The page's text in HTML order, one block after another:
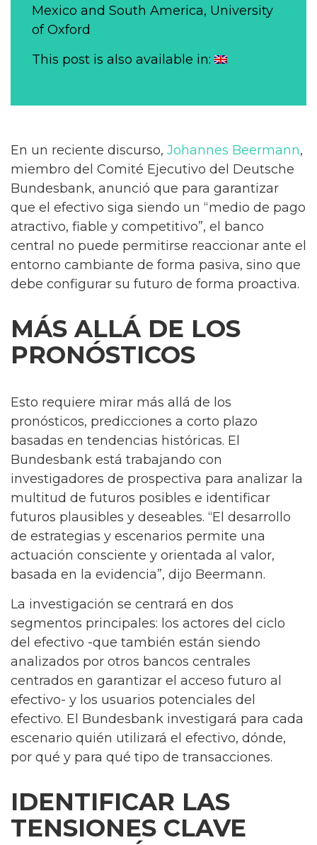
Mexico and South America, University
of Oxford
This post is also available in:
En un reciente discurso, Johannes Beermann,
miembro del Comité Ejecutivo del Deutsche
Bundesbank, anunció que para garantizar
que el efectivo siga siendo un “medio de pago
atractivo, fiable y competitivo”, el banco
central no puede permitirse reaccionar ante el
entorno cambiante de forma pasiva, sino que
debe configurar su futuro de forma proactiva.
MÁS ALLÁ DE LOS
PRONÓSTICOS
Esto requiere mirar más allá de los
pronósticos, predicciones a corto plazo
basadas en tendencias históricas. El
Bundesbank está trabajando con
investigadores de prospectiva para analizar la
multitud de futuros posibles e identificar
futuros plausibles y deseables. “El desarrollo
de estrategias y escenarios permite una
actuación consciente y orientada al valor,
basada en la evidencia”, dijo Beermann.
La investigación se centrará en dos
segmentos principales: los actores del ciclo
del efectivo -que también están siendo
analizados por otros bancos centrales
centrados en garantizar el acceso futuro al
efectivo- y los usuarios potenciales del
efectivo. El Bundesbank investigará para cada
escenario quién utilizará el efectivo, dónde,
por qué y para qué tipo de transacciones.
IDENTIFICAR LAS
TENSIONES CLAVE